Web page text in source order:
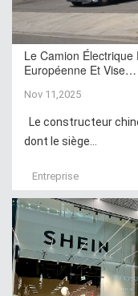
Le Camion Électrique
Européenne Et Vise…
Nov 11,2025
Le constructeur
dont le siège...
Entreprise